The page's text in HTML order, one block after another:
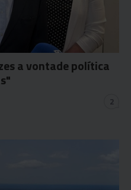
a vontade política
2